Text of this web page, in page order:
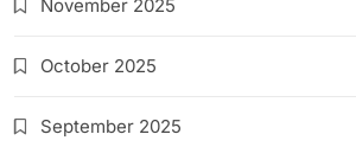
November 2025
October 2025
September 2025